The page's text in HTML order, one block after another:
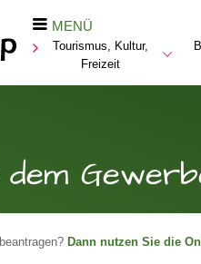
MENÜ
Tourismus, Kultur,
Freizeit
Dann nutzen Sie die